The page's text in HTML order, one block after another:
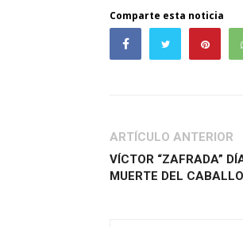
Comparte esta noticia
ARTÍCULO ANTERIOR
VÍCTOR “ZAFRADA”
MUERTE DEL